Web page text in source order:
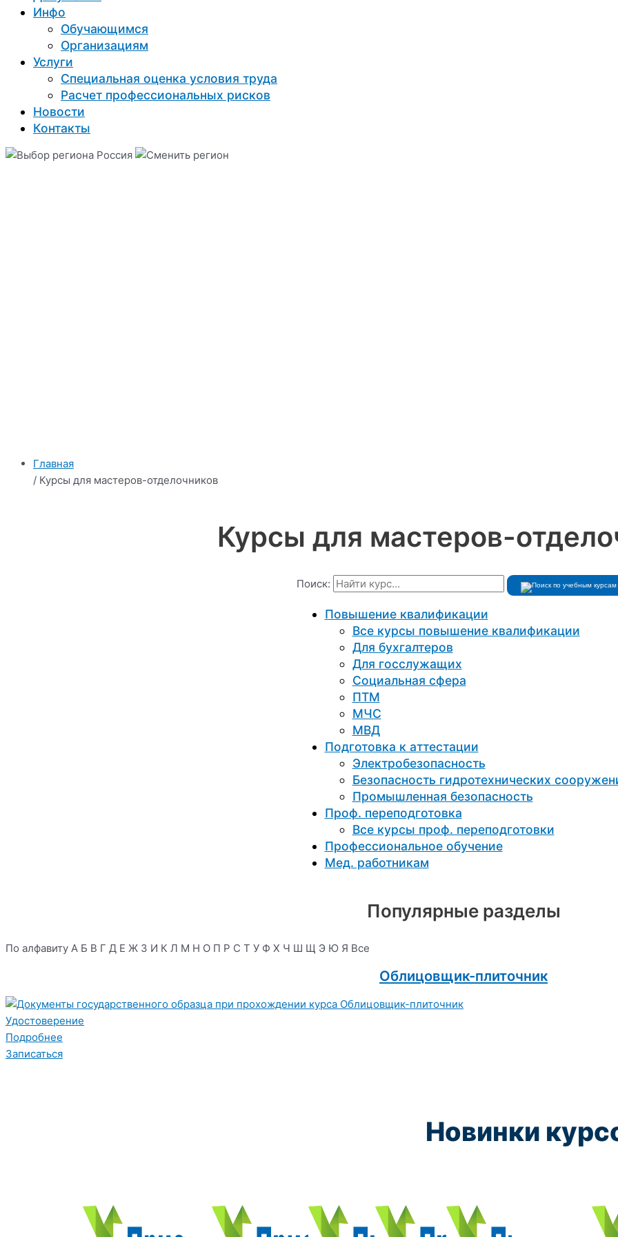
Инфо
Обучающимся
Организациям
Услуги
Специальная оценка условия труда
Расчет профессиональных рисков
Новости
Контакты
Россия
Главная
/ Курсы для мастеров-отделочников
Курсы для мастеров-
Поиск:
Повышение квалификации
Все курсы повышение квалификации
Для бухгалтеров
Для госслужащих
Социальная сфера
ПТМ
МЧС
МВД
Подготовка к aттестации
Электробезопасность
Безопасность гидротехнических
Промышленная безопасность
Проф. переподготовка
Все курсы проф. переподготовки
Профессиональное обучение
Мед. работникам
Популярные разделы
По алфавиту А Б В Г Д Е Ж З И К Л М Н О П Р С Т У Ф Х Ч Ш Щ Э Ю Я Все
Облицовщик-плиточник
Удостоверение
Подробнее
Записаться
Новинки
Курс обучения:
Электромеханик по ремонту и обслуживанию
Курс обучения:
Чистильщик металла, отливок, изделий и
Штамповщик-180 часов
Курс